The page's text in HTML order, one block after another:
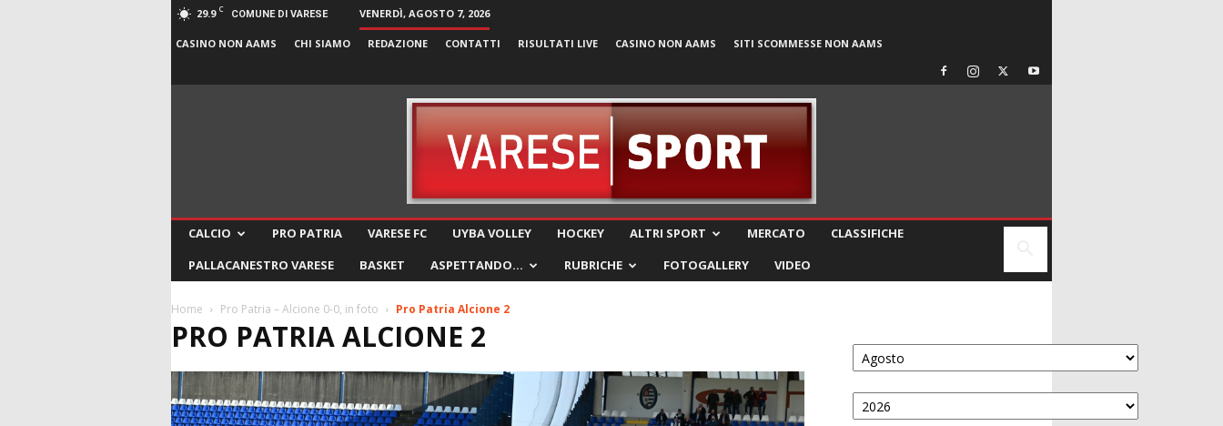
29.9 C COMUNE DI VARESE VENERDÌ, AGOSTO 7, 2026
CASINO NON AAMS CHI SIAMO REDAZIONE CONTATTI RISULTATI LIVE CASINO NON AAMS SITI SCOMMESSE NON AAMS
CALCIO PRO PATRIA VARESE FC UYBA VOLLEY HOCKEY ALTRI SPORT MERCATO
CLASSIFICHE
PALLACANESTRO VARESE
BASKET ASPETTANDO… RUBRICHE FOTOGALLERY VIDEO
Home Pro Patria – Alcione 0-0, in foto Pro Patria Alcione 2
PRO PATRIA ALCIONE 2